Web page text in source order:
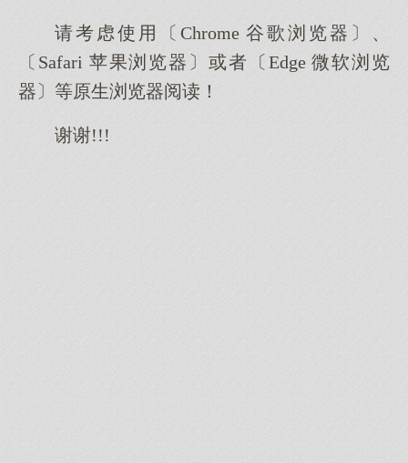
请考虑使用〔Chrome 谷歌浏览器〕、
〔Safari 苹果浏览器〕或者〔Edge 微软浏览
器〕等原生浏览器阅读！
谢谢!!!